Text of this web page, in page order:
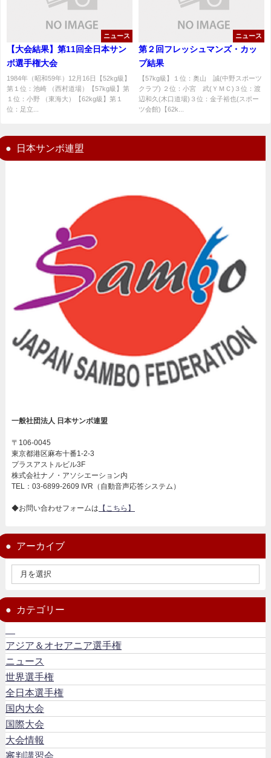
ニュース
【大会結果】第11回全日本サン
ボ選手権大会
1984年（昭和59年）12月16日【52kg級】
第１位：池崎 （西村道場）【57kg級】第
１位：小野 （東海大）【62kg級】第１
位：足立...
ニュース
第２回フレッシュマンズ・カッ
プ結果
【57kg級】１位：奥山 誠(中野スポーツ
クラブ) ２位：小宮 武(ＹＭＣ)３位：渡
辺和久(木口道場)３位：金子裕也(スポー
ツ会館)【62k...
日本サンボ連盟
一般社団法人 日本サンボ連盟
〒106-0045
東京都港区麻布十番1-2-3
プラスアストルビル3F
株式会社ナノ・アソシエーション内
TEL：03-6899-2609 IVR（自動音声応答システム）
◆お問い合わせフォームは 【こちら】
アーカイブ
カテゴリー
アジア＆オセアニア選手権
ニュース
世界選手権
全日本選手権
国内大会
国際大会
大会情報
審判講習会